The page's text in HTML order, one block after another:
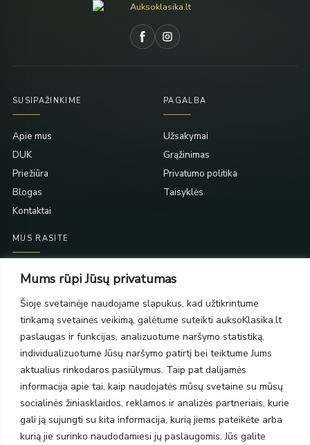
Mums rūpi Jūsų privatumas
Šioje svetainėje naudojame slapukus, kad užtikrintume
tinkamą svetainės veikimą, galėtume suteikti auksoKlasika.lt
paslaugas ir funkcijas, analizuotume naršymo statistiką,
individualizuotume Jūsų naršymo patirtį bei teiktume Jums
aktualius rinkodaros pasiūlymus. Taip pat dalijamės
informacija apie tai, kaip naudojatės mūsų svetaine su mūsų
socialinės žiniasklaidos, reklamos ir analizės partneriais, kurie
gali ją sujungti su kita informacija, kurią jiems pateikėte arba
kurią jie surinko naudodamiesi jų paslaugomis. Jūs galite
SUSIPAŽINKIME
Apie mus
DUK
Priežiūra
Blogas
Kontaktai
PAGALBA
Užsakymai
Grąžinimas
Privatumo politika
Taisyklės
MUS RASITE
Taikos pr. 139
PC Molas, Klaipėda
Taikos pr. 141
PC BIG 2, Klaipėda
Šilutės pl. 35
PC Banginis, Klaipėda
NAUJIENLAIŠKIS
Prenumeruokite ir gaukite pasiūlymus, naujienas bei riboto
leidimo kolekcijas.